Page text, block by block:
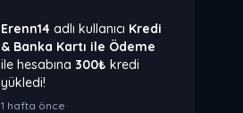
Erenn14 adlı kullanıcı Kredi
& Banka Kartı ile Ödeme
ile hesabına 300₺ kredi
yükledi!
1 hafta önce